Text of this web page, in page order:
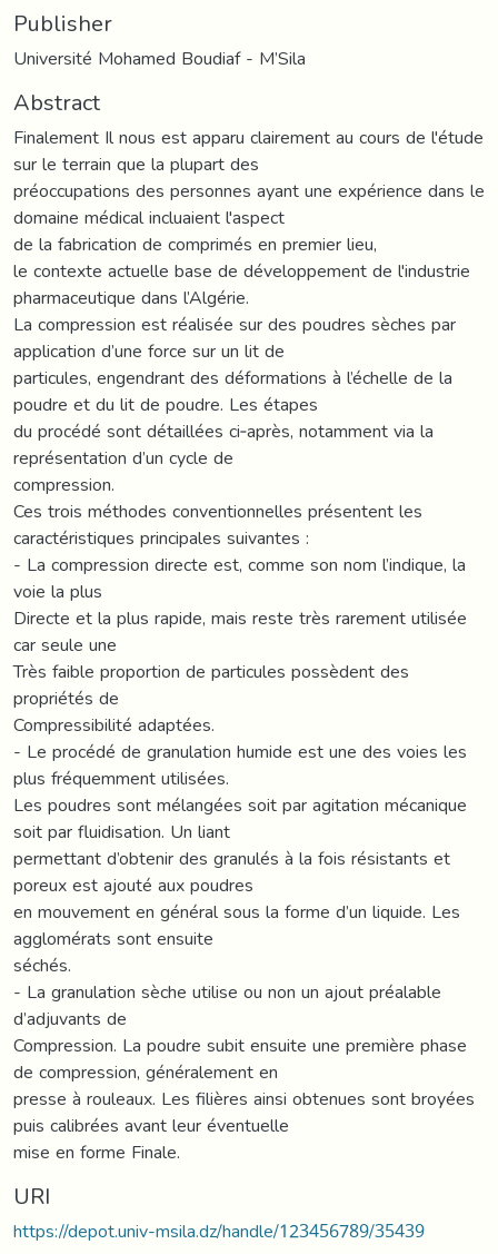
Publisher
Université Mohamed Boudiaf - M’Sila
Abstract
Finalement Il nous est apparu clairement au cours de l'étude
sur le terrain que la plupart des
préoccupations des personnes ayant une expérience dans le
domaine médical incluaient l'aspect
de la fabrication de comprimés en premier lieu,
le contexte actuelle base de développement de l'industrie
pharmaceutique dans l’Algérie.
La compression est réalisée sur des poudres sèches par
application d’une force sur un lit de
particules, engendrant des déformations à l’échelle de la
poudre et du lit de poudre. Les étapes
du procédé sont détaillées ci‐après, notamment via la
représentation d’un cycle de
compression.
Ces trois méthodes conventionnelles présentent les
caractéristiques principales suivantes :
- La compression directe est, comme son nom l’indique, la
voie la plus
Directe et la plus rapide, mais reste très rarement utilisée
car seule une
Très faible proportion de particules possèdent des
propriétés de
Compressibilité adaptées.
- Le procédé de granulation humide est une des voies les
plus fréquemment utilisées.
Les poudres sont mélangées soit par agitation mécanique
soit par fluidisation. Un liant
permettant d’obtenir des granulés à la fois résistants et
poreux est ajouté aux poudres
en mouvement en général sous la forme d’un liquide. Les
agglomérats sont ensuite
séchés.
- La granulation sèche utilise ou non un ajout préalable
d’adjuvants de
Compression. La poudre subit ensuite une première phase
de compression, généralement en
presse à rouleaux. Les filières ainsi obtenues sont broyées
puis calibrées avant leur éventuelle
mise en forme Finale.
URI
https://depot.univ-msila.dz/handle/123456789/35439